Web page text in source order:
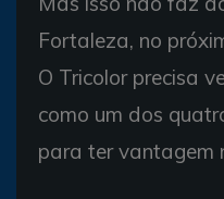
Fortaleza, no
O Tricolor precisa
como um dos
para ter vantagem